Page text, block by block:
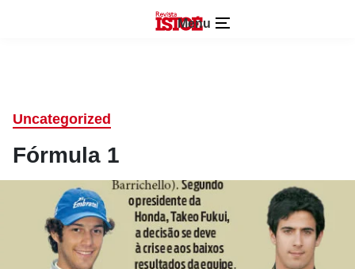
Menu
Uncategorized
Fórmula 1